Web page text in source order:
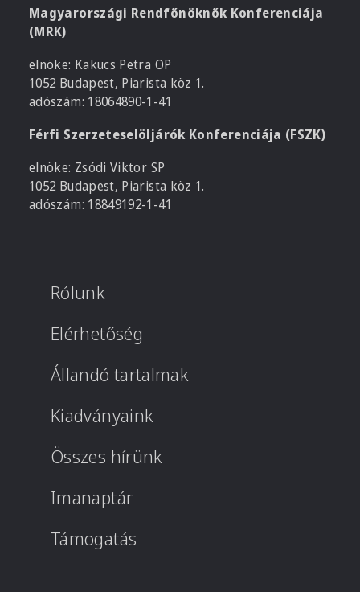
Magyarországi Rendfőnöknők Konferenciája
(MRK)
elnöke: Kakucs Petra OP
1052 Budapest, Piarista köz 1.
adószám: 18064890-1-41
Férfi Szerzeteselöljárók Konferenciája (FSZK)
elnöke: Zsódi Viktor SP
1052 Budapest, Piarista köz 1.
adószám: 18849192-1-41
Rólunk
Elérhetőség
Állandó tartalmak
Kiadványaink
Összes hírünk
Imanaptár
Támogatás